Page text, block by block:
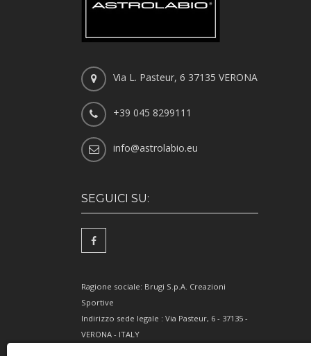
Via L. Pasteur, 6 37135 VERONA
+39 045 8299111
info@astrolabio.eu
SEGUICI SU:
Ragione sociale: Brugi S.p.A. Creazioni
Sportive
Indirizzo sede legale : Via Pasteur, 6 - 37135 -
VERONA - ITALY